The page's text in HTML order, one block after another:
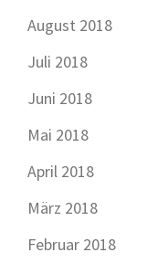
August 2018
Juli 2018
Juni 2018
Mai 2018
April 2018
März 2018
Februar 2018